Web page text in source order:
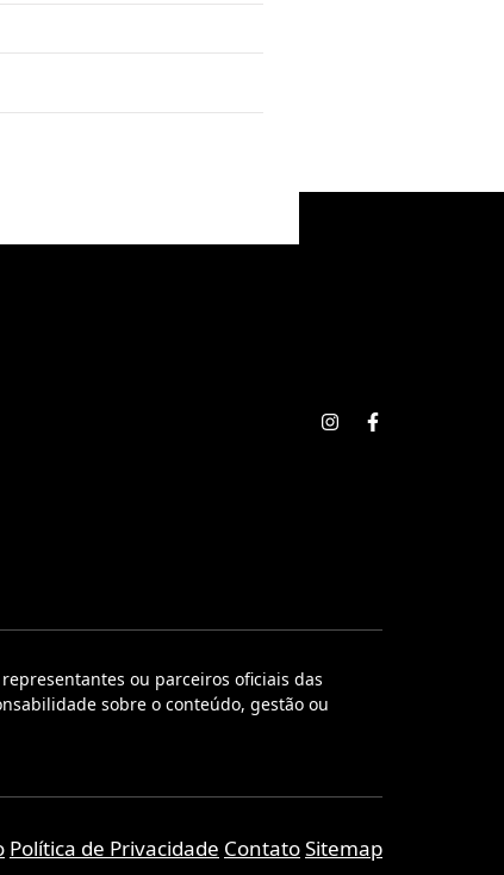
ou parceiros oficiais das
sobre o conteúdo, gestão ou
Política de Privacidade ContatoSitemap